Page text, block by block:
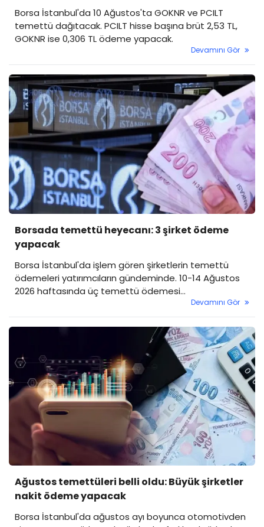
Borsa İstanbul'da 10 Ağustos'ta GOKNR ve PCILT
temettü dağıtacak. PCILT hisse başına brüt 2,53 TL,
GOKNR ise 0,306 TL ödeme yapacak.
Devamını Gör
Borsada temettü heyecanı: 3 şirket ödeme
yapacak
Borsa İstanbul'da işlem gören şirketlerin temettü
ödemeleri yatırımcıların gündeminde. 10-14 Ağustos
2026 haftasında üç temettü ödemesi
Devamını Gör
Ağustos temettüleri belli oldu: Büyük şirketler
nakit ödeme yapacak
Borsa İstanbul'da ağustos ayı boyunca otomotivden